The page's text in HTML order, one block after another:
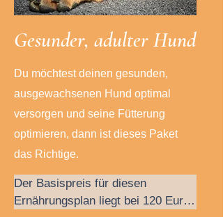
Gesunder, adulter Hund
Du möchtest deinen gesunden,
ausgewachsenen Hund optimal
versorgen und seine Fütterung
optimieren, dann ist dieses Paket
das Richtige.
Der Basispreis für diesen
Ernährungsplan liegt bei 120 Euro,